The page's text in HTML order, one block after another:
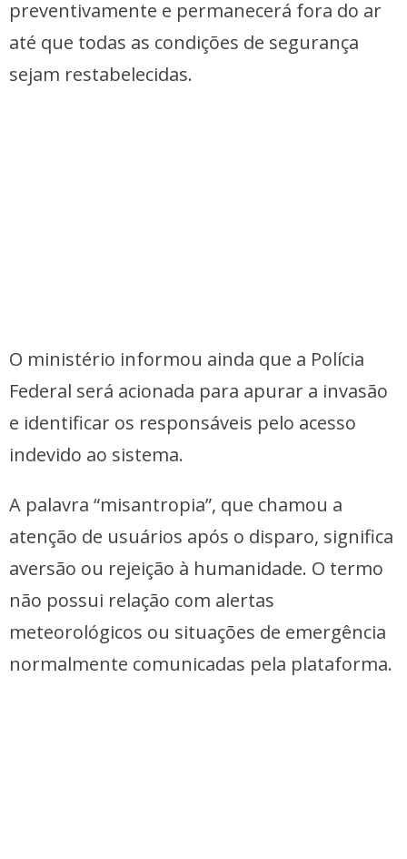
preventivamente e permanecerá fora do ar
até que todas as condições de segurança
sejam restabelecidas.
O ministério informou ainda que a Polícia
Federal será acionada para apurar a invasão
e identificar os responsáveis pelo acesso
indevido ao sistema.
A palavra “misantropia”, que chamou a
atenção de usuários após o disparo, significa
aversão ou rejeição à humanidade. O termo
não possui relação com alertas
meteorológicos ou situações de emergência
normalmente comunicadas pela plataforma.